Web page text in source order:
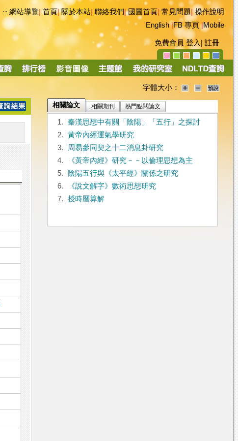
::: 網站導覽|首頁|關於本站 聯絡我們|國圖首頁 常見問題|操作說明
English|FB 專頁|Mobile
免費會員 登入 註冊
字體大小：
相關論文 相關期刊 熱門點閱論文
1.
秦漢思想中有關「陰陽」「五行」之探討
2.
黃帝內經運氣學研究
3.
周易參同契之十二消息卦研究
4.
《黃帝內經》研究－－以倫理思想為主
5.
陰陽五行與《太平經》關係之研究
6.
《說文解字》數術思想研究
7.
授時曆算解